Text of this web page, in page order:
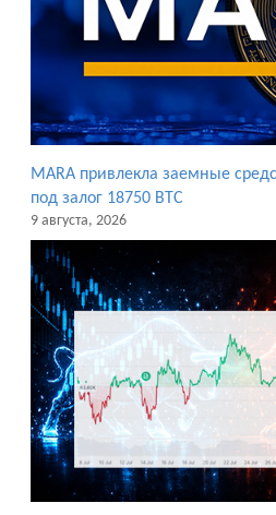
MARA привлекла заемные
под залог 18750 BTC
9 августа, 2026